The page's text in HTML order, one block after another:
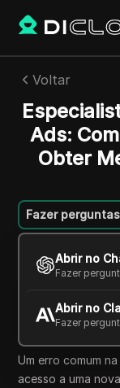
Voltar
Ads:
Obter
Fazer perguntas
Abrir no
Fazer
Abrir no
Fazer
Charles
14 mai 2026
Copy Link
Um erro comum
acesso a uma